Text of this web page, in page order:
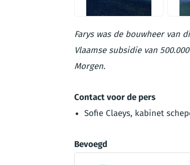
JPEG
Farys was de bouwheer van
Vlaamse subsidie van
Morgen.
Contact voor de pers
Sofie Claeys, kabinet
Bevoegd